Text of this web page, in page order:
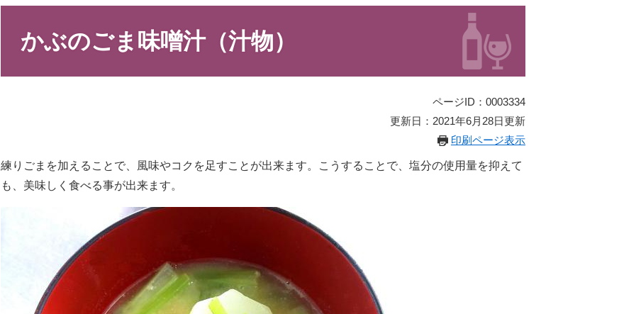
かぶのごま味噌汁（汁物）
ページID：0003334
更新日：2021年6月28日更新
印刷ページ表示
練りごまを加えることで、風味やコクを足すことが出来ます。こうすることで、塩分の使用量を抑えて
も、美味しく食べる事が出来ます。